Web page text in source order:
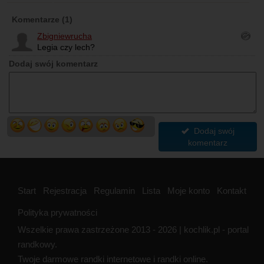
Komentarze (1)
Zbigniewrucha
Legia czy lech?
Dodaj swój komentarz
Dodaj swój
komentarz
Start Rejestracja Regulamin Lista Moje konto Kontakt
Polityka prywatności
Wszelkie prawa zastrzeżone 2013 - 2026 | kochlik.pl - portal
randkowy.
Twoje darmowe randki internetowe i randki online.